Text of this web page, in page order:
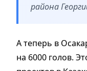
района
А теперь в
на 6000 голов.